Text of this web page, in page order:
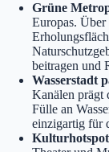
Grüne
Europas.
beitragen und
Wasserstadt
Kanälen prägt
Fülle an
einzigartig für